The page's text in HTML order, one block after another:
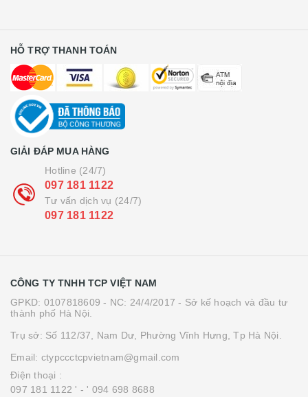
HỖ TRỢ THANH TOÁN
GIẢI ĐÁP MUA HÀNG
Hotline (24/7)
097 181 1122
Tư vấn dịch vụ (24/7)
097 181 1122
CÔNG TY TNHH TCP VIỆT NAM
GPKD: 0107818609 - NC: 24/4/2017 - Sở kế hoạch và đầu tư
thành phố Hà Nội.
Trụ sở: Số 112/37, Nam Dư, Phường Vĩnh Hưng, Tp Hà Nội.
Email: ctypccctcpvietnam@gmail.com
Điện thoại :
097 181 1122 ' - ' 094 698 8688